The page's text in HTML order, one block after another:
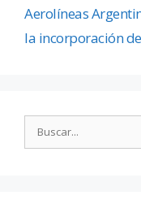
Aerolíneas
la incorporación